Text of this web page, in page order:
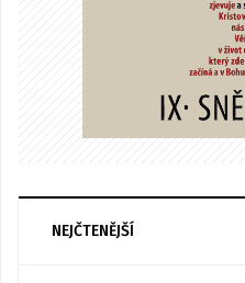
NEJČTENĚJŠÍ